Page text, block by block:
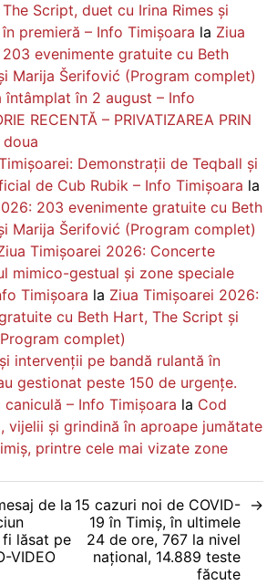
Script, duet cu Irina Rimes și
premieră – Info Timișoara la Ziua
evenimente gratuite cu Beth
Marija Šerifović (Program complet)
întâmplat în 2 august – Info
RECENTĂ – PRIVATIZAREA PRIN
doua
Demonstrații de Teqball și
de Cub Rubik – Info Timișoara la
203 evenimente gratuite cu Beth
Marija Šerifović (Program complet)
Timișoarei 2026: Concerte
mimico-gestual și zone speciale
Timișoara la Ziua Timișoarei 2026:
cu Beth Hart, The Script și
complet)
intervenții pe bandă rulantă în
gestionat peste 150 de urgențe.
– Info Timișoara la Cod
vijelii și grindină în aproape jumătate
printre cele mai vizate zone
de la
lăsat pe
VIDEO
15 cazuri noi de COVID-
19 în Timiș, în ultimele
24 de ore, 767 la nivel
național, 14.889 teste
făcute